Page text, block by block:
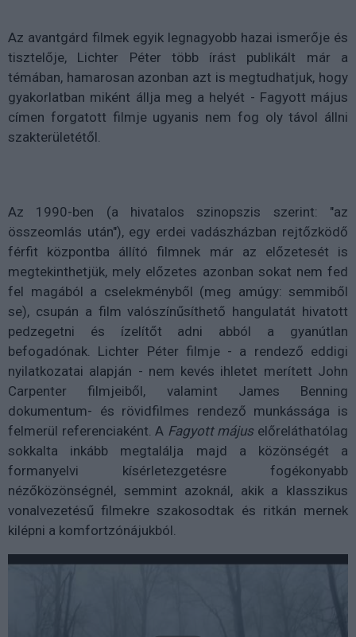
Az avantgárd filmek egyik legnagyobb hazai ismerője és
tisztelője, Lichter Péter több írást publikált már a
témában, hamarosan azonban azt is megtudhatjuk, hogy
gyakorlatban miként állja meg a helyét - Fagyott május
címen forgatott filmje ugyanis nem fog oly távol állni
szakterületétől.
Az 1990-ben (a hivatalos szinopszis szerint: "az
összeomlás után"), egy erdei vadászházban rejtőzködő
férfit központba állító filmnek már az előzetesét is
megtekinthetjük, mely előzetes azonban sokat nem fed
fel magából a cselekményből (meg amúgy: semmiből
se), csupán a film valószínűsíthető hangulatát hivatott
pedzegetni és ízelítőt adni abból a gyanútlan
befogadónak. Lichter Péter filmje - a rendező eddigi
nyilatkozatai alapján - nem kevés ihletet merített John
Carpenter filmjeiből, valamint James Benning
dokumentum- és rövidfilmes rendező munkássága is
felmerül referenciaként. A Fagyott májuselőreláthatólag
sokkalta inkább megtalálja majd a közönségét a
formanyelvi kísérletezgetésre fogékonyabb
nézőközönségnél, semmint azoknál, akik a klasszikus
vonalvezetésű filmekre szakosodtak és ritkán mernek
kilépni a komfortzónájukból.